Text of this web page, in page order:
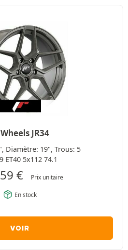
Wheels JR34
Diamètre: 19", Trous: 5
ET40 5x112 74.1
€ Prix unitaire
En stock
VOIR